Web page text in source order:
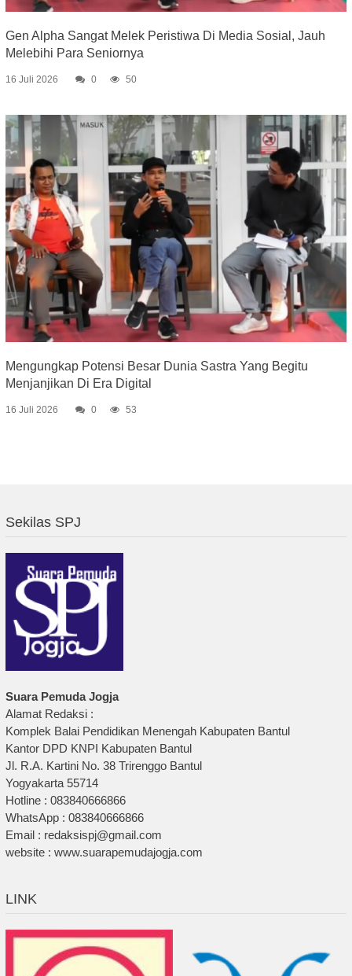
Gen Alpha Sangat Melek Peristiwa Di Media Sosial, Jauh
Melebihi Para Seniornya
16 Juli 2026 0 50
Mengungkap Potensi Besar Dunia Sastra Yang Begitu
Menjanjikan Di Era Digital
16 Juli 2026 0 53
Sekilas SPJ
Suara Pemuda Jogja
Alamat Redaksi :
Komplek Balai Pendidikan Menengah Kabupaten Bantul
Kantor DPD KNPI Kabupaten Bantul
Jl. R.A. Kartini No. 38 Trirenggo Bantul
Yogyakarta 55714
Hotline : 083840666866
WhatsApp : 083840666866
Email : redaksispj@gmail.com
website : www.suarapemudajogja.com
LINK